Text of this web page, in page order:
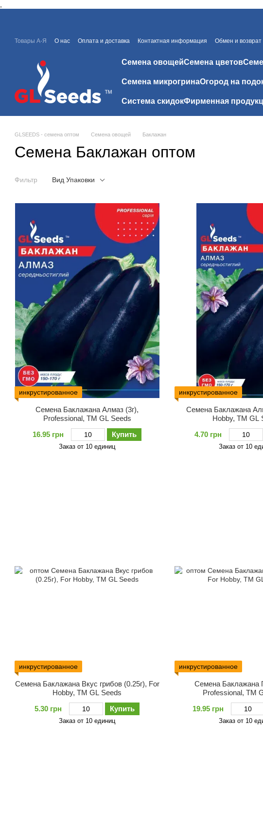
Товары А-Я О нас Оплата и доставка Контактная информация Обмен и возврат
Семена овощейСемена цветов
Семена микрогринаОгород на
Система скидокФирменная
GLSEEDS - семена оптом Семена овощей Баклажан
Семена Баклажан оптом
Фильтр Вид Упаковки
инкрустированное
Семена Баклажана Алмаз (3г),
Professional, TM GL Seeds
16.95 грн
Купить
Заказ от 10 единиц
инкрустированное
Семена Баклажана
Hobby, TM GL
4.70 грн
Заказ от 10
инкрустированное
Семена Баклажана Вкус грибов (0.25г), For
Hobby, TM GL Seeds
5.30 грн
Купить
Заказ от 10 единиц
инкрустированное
Семена Баклажана
Professional, TM
19.95 грн
Заказ от 10